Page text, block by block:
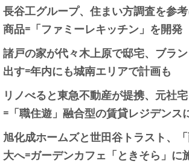
長谷工グループ、住まい方調査を参
商品=「ファミーレキッチン」を開発
諸戸の家が代々木上原で邸宅、ブラ
出す=年内にも城南エリアで計画も
リノべると東急不動産が提携、元社
=「職住遊」融合型の賃貸レジデンス
旭化成ホームズと世田谷トラスト、
大へ=ガーデンカフェ「ときそら」に